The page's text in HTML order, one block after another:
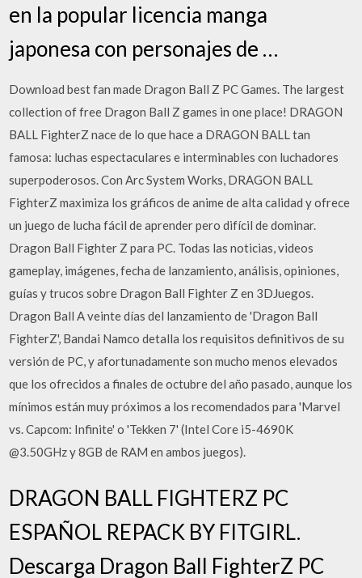
en la popular licencia manga
japonesa con personajes de …
Download best fan made Dragon Ball Z PC Games. The largest
collection of free Dragon Ball Z games in one place! DRAGON
BALL FighterZ nace de lo que hace a DRAGON BALL tan
famosa: luchas espectaculares e interminables con luchadores
superpoderosos. Con Arc System Works, DRAGON BALL
FighterZ maximiza los gráficos de anime de alta calidad y ofrece
un juego de lucha fácil de aprender pero difícil de dominar.
Dragon Ball Fighter Z para PC. Todas las noticias, videos
gameplay, imágenes, fecha de lanzamiento, análisis, opiniones,
guías y trucos sobre Dragon Ball Fighter Z en 3DJuegos.
Dragon Ball A veinte días del lanzamiento de 'Dragon Ball
FighterZ', Bandai Namco detalla los requisitos definitivos de su
versión de PC, y afortunadamente son mucho menos elevados
que los ofrecidos a finales de octubre del año pasado, aunque los
mínimos están muy próximos a los recomendados para 'Marvel
vs. Capcom: Infinite' o 'Tekken 7' (Intel Core i5-4690K
@3.50GHz y 8GB de RAM en ambos juegos).
DRAGON BALL FIGHTERZ PC
ESPAÑOL REPACK BY FITGIRL.
Descarga Dragon Ball FighterZ PC